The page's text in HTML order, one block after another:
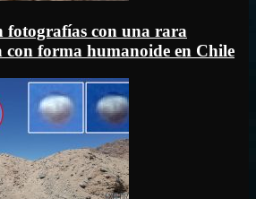
fotografías con una rara
con forma humanoide en Chile